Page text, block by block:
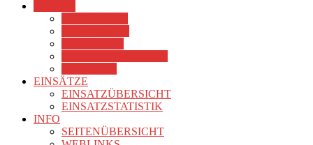
EINSÄTZE
EINSATZÜBERSICHT
EINSATZSTATISTIK
INFO
SEITENÜBERSICHT